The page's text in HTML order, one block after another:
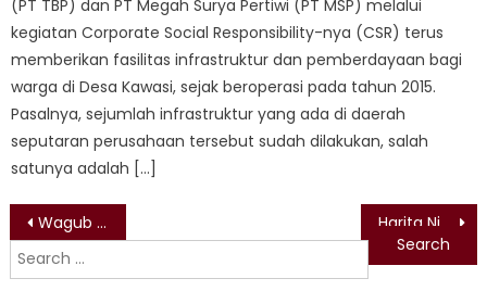
(PT TBP) dan PT Megah Surya Pertiwi (PT MSP) melalui
kegiatan Corporate Social Responsibility-nya (CSR) terus
memberikan fasilitas infrastruktur dan pemberdayaan bagi
warga di Desa Kawasi, sejak beroperasi pada tahun 2015.
Pasalnya, sejumlah infrastruktur yang ada di daerah
seputaran perusahaan tersebut sudah dilakukan, salah
satunya adalah […]
Post
navigation
Wagub Buka Musda HIPMI Malut ke-VI, Dorong Sinergi dan Inovasi untuk Pembangunan Daerah
Search
for: